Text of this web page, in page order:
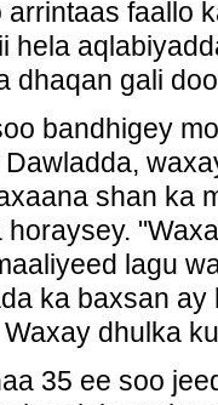
faallo
hela
dhaqan gali
bandhigey
shan ka
lagu
ka baxsan
dhulka
35 ee soo